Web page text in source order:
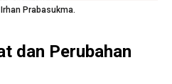
Prabasukma.
dan Perubahan